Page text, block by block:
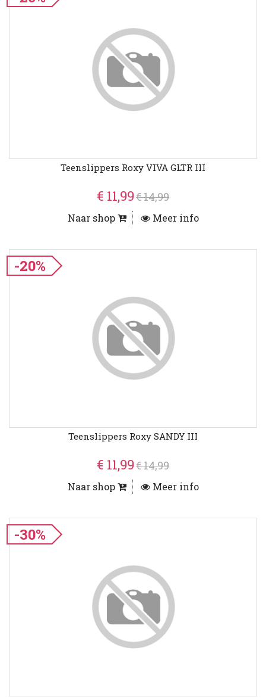
Teenslippers Roxy VIVA GLTR III
€ 11,99€ 14,99
Naar shop Meer info
-20%
Teenslippers Roxy SANDY III
€ 11,99€ 14,99
Naar shop Meer info
-30%